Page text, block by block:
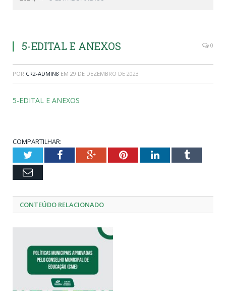
5-EDITAL E ANEXOS 0
POR CR2-ADMIN8 EM 29 DE DEZEMBRO DE 2023
5-EDITAL E ANEXOS
COMPARTILHAR:
TwitterFacebookGoogle+PinterestLinkedInTumblr
Email
CONTEÚDO RELACIONADO